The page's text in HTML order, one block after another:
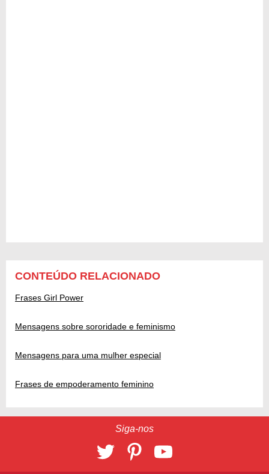
CONTEÚDO RELACIONADO
Frases Girl Power
Mensagens sobre sororidade e feminismo
Mensagens para uma mulher especial
Frases de empoderamento feminino
Siga-nos